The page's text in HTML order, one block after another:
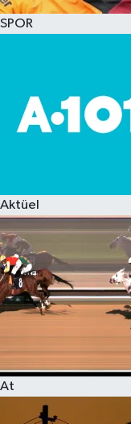
SPOR
Aktüel
At